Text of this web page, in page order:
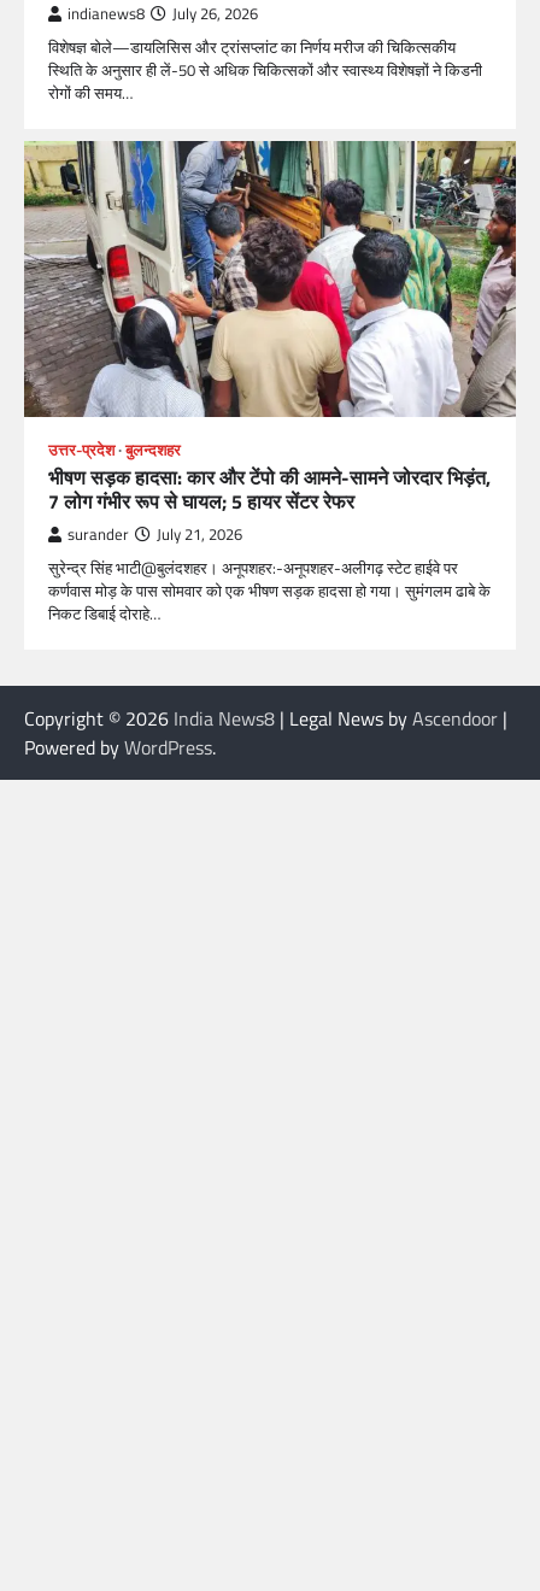
indianews8 July 26, 2026
विशेषज्ञ बोले—डायलिसिस और ट्रांसप्लांट का निर्णय मरीज की चिकित्सकीय
स्थिति के अनुसार ही लें-50 से अधिक चिकित्सकों और स्वास्थ्य विशेषज्ञों ने किडनी
रोगों की समय…
उत्तर-प्रदेश बुलन्दशहर
भीषण सड़क हादसा: कार और टेंपो की आमने-सामने जोरदार भिड़ंत,
7 लोग गंभीर रूप से घायल; 5 हायर सेंटर रेफर​
surander July 21, 2026
सुरेन्द्र सिंह भाटी@बुलंदशहर। अनूपशहर:-अनूपशहर-अलीगढ़ स्टेट हाईवे पर
कर्णवास मोड़ के पास सोमवार को एक भीषण सड़क हादसा हो गया। सुमंगलम ढाबे के
निकट डिबाई दोराहे…
Copyright © 2026 India News8 | Legal News byAscendoor |
Powered byWordPress.